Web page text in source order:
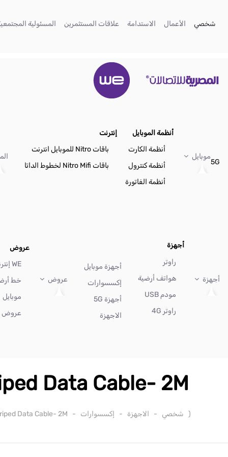
شخصي
الأعمال الاستدامة
(current) علاقات المستثمرين
(current) المسئولية
5G
موبايل
أنظمة الموبايل
أنظمة الكارت
أنظمة كنترول
أنظمة الفاتورة
إنترنت
باقات Nitro للموبايل انترنت
باقات Nitro Mifi لخطوط الداتا
أجهزة
أجهزة
راوتر
هواتف أرضية
مودم USB
راوتر 4G
أجهزة موبايل
إكسسوارات
أجهزة 5G
الاجهزة
عروض
عروض
WE إنترنت
خط
موبايل
عروض
Data Cable- 2M
( شخصي - الاجهزة - إكسسوارات -
Data Cable- 2M